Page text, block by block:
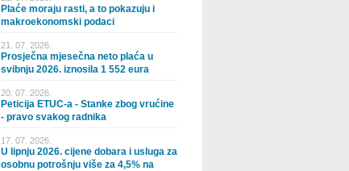
Plaće moraju rasti, a to pokazuju i
makroekonomski podaci
21. 07. 2026.
Prosječna mjesečna neto plaća u
svibnju 2026. iznosila 1 552 eura
20. 07. 2026.
Peticija ETUC-a - Stanke zbog vrućine
- pravo svakog radnika
17. 07. 2026.
U lipnju 2026. cijene dobara i usluga za
osobnu potrošnju više za 4,5% na